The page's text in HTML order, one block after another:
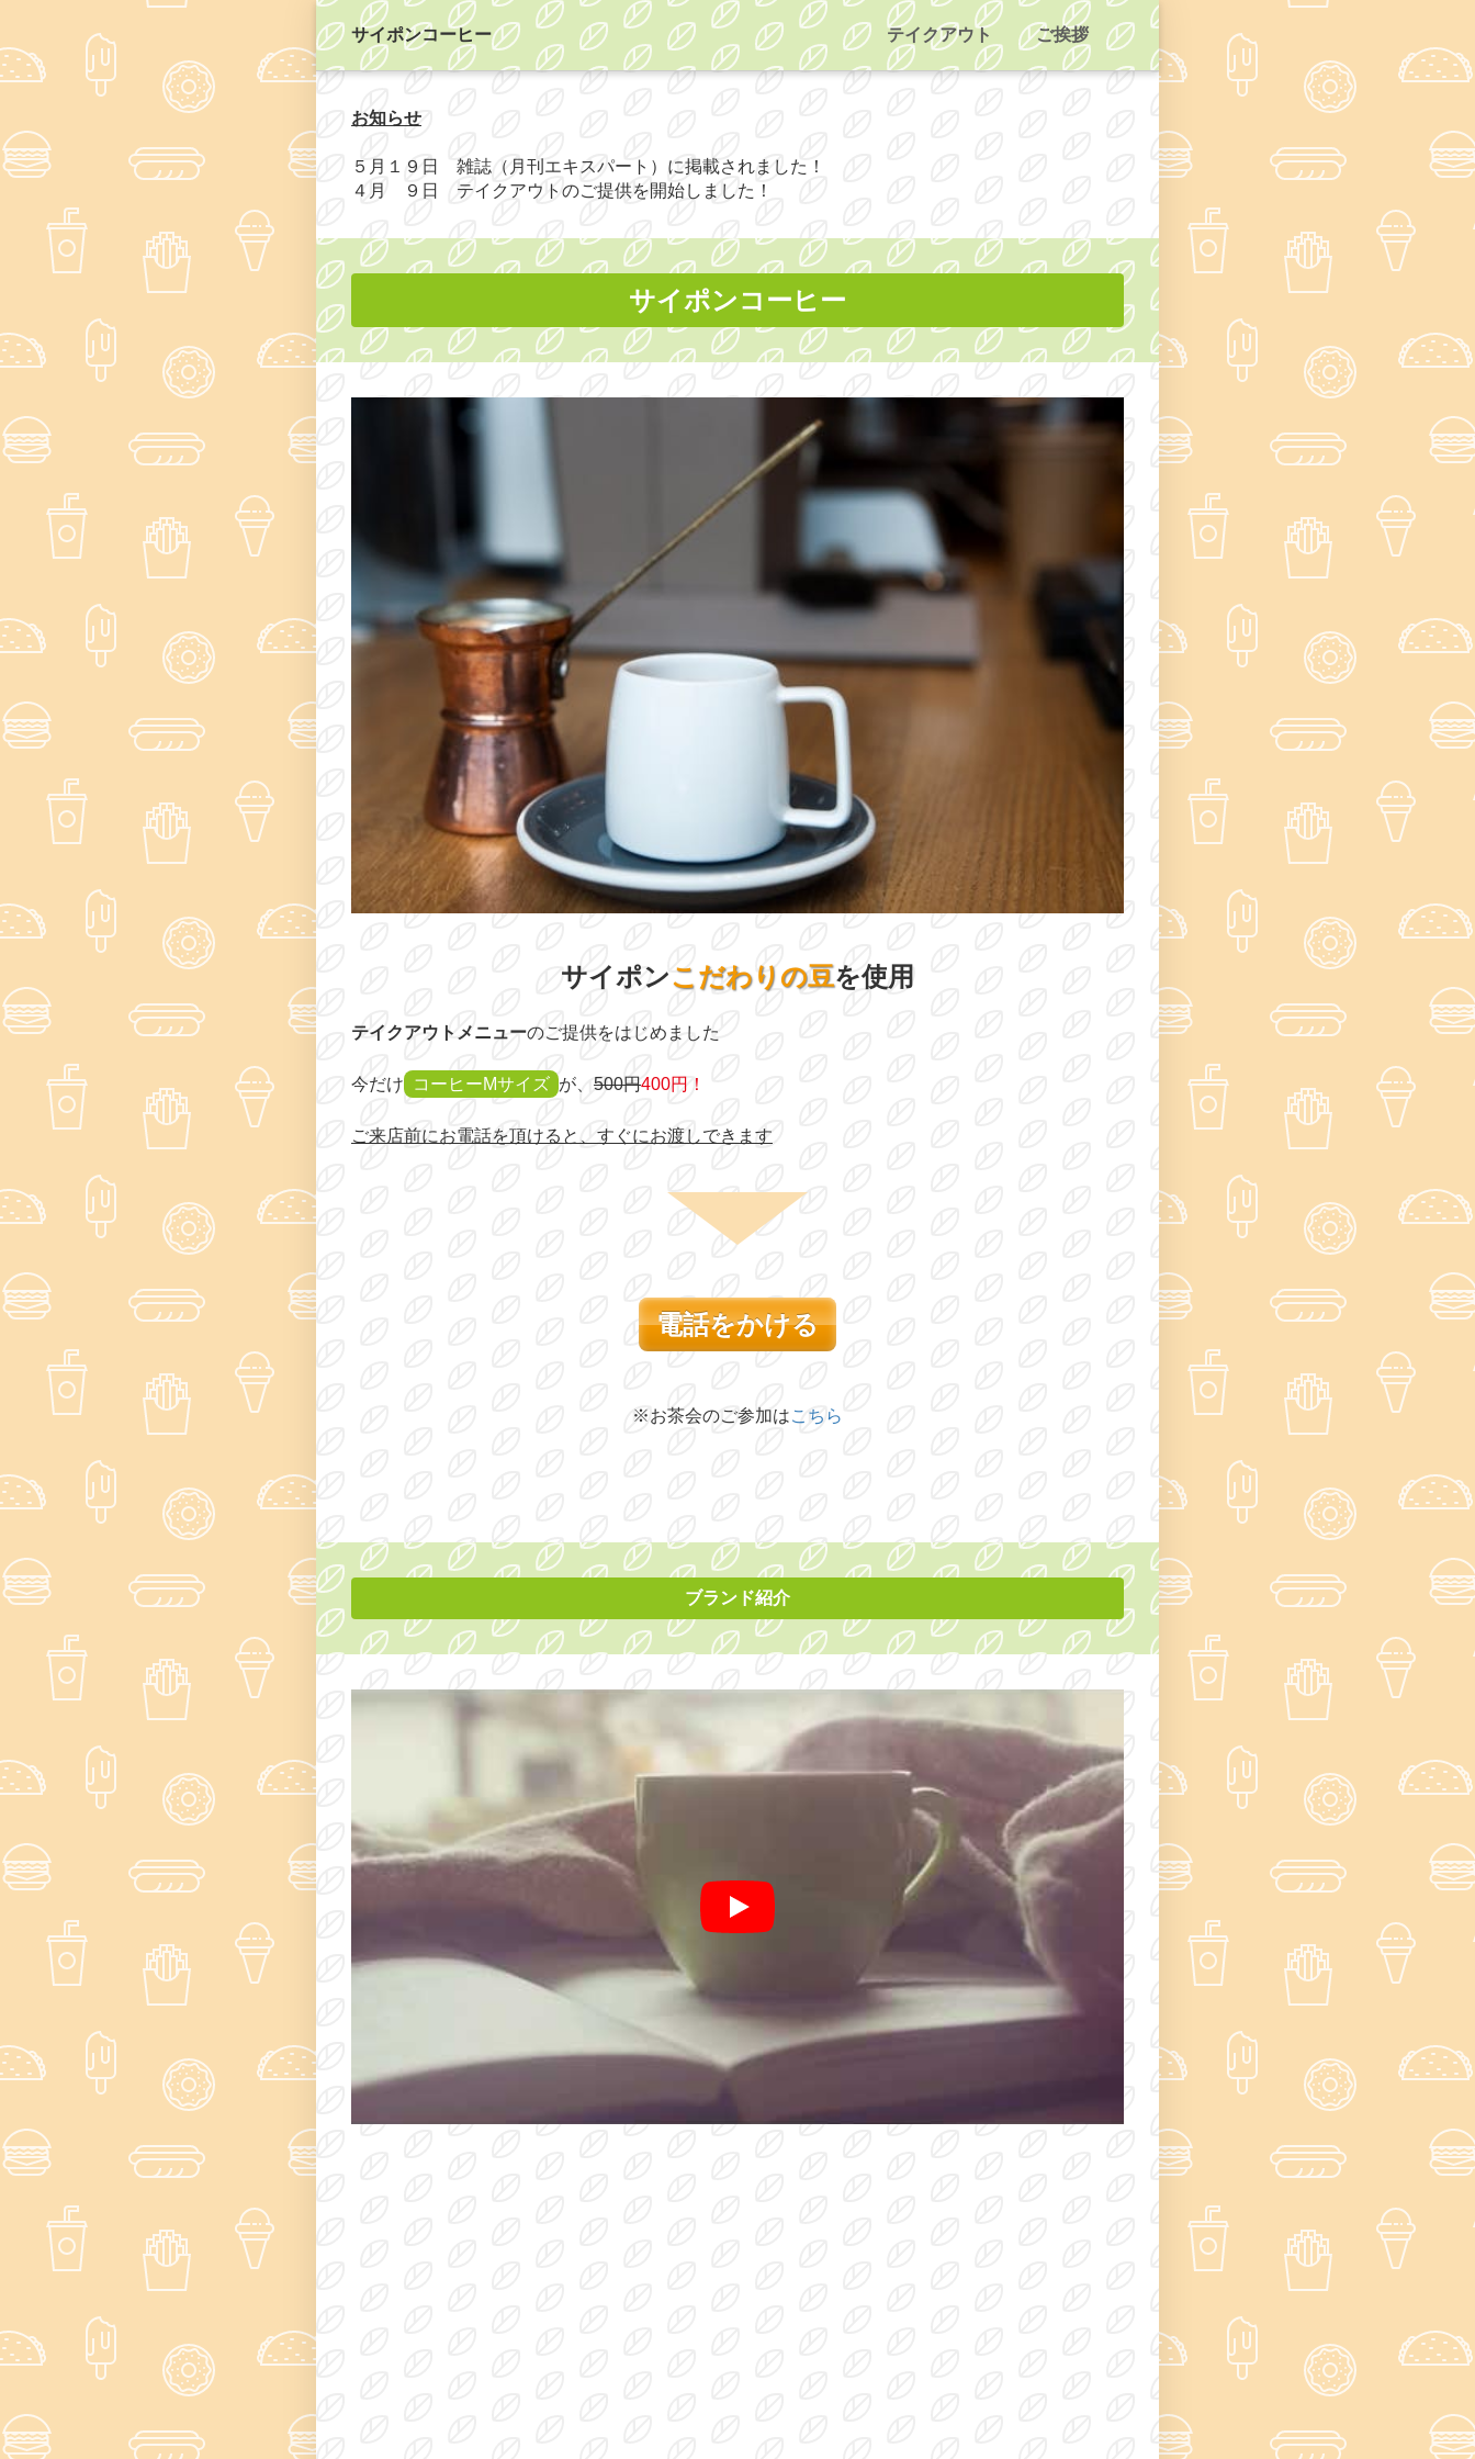
サイポンコーヒー テイクアウト ご挨拶
お知らせ
５月１９日 雑誌（月刊エキスパート）に掲載されました！
４月 ９日 テイクアウトのご提供を開始しました！
サイポンコーヒー
サイポンこだわりの豆を使用
テイクアウトメニューのご提供をはじめました
今だけ コーヒーMサイズ が、 500円400円！
ご来店前にお電話を頂けると、すぐにお渡しできます
電話をかける
※お茶会のご参加はこちら
ブランド紹介